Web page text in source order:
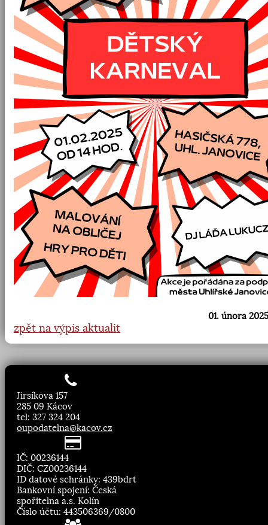
01. února
zpět na výpis aktualit
Jirsíkova 157
285 09 Kácov
tel: 327 324 204
oupodatelna@kacov.cz
IČ: 00236144
DIČ: CZ00236144
ID datové schránky: 439bdrt
Bankovní spojení: Česká
spořitelna a.s. Kolín
Číslo účtu: 443506369/0800